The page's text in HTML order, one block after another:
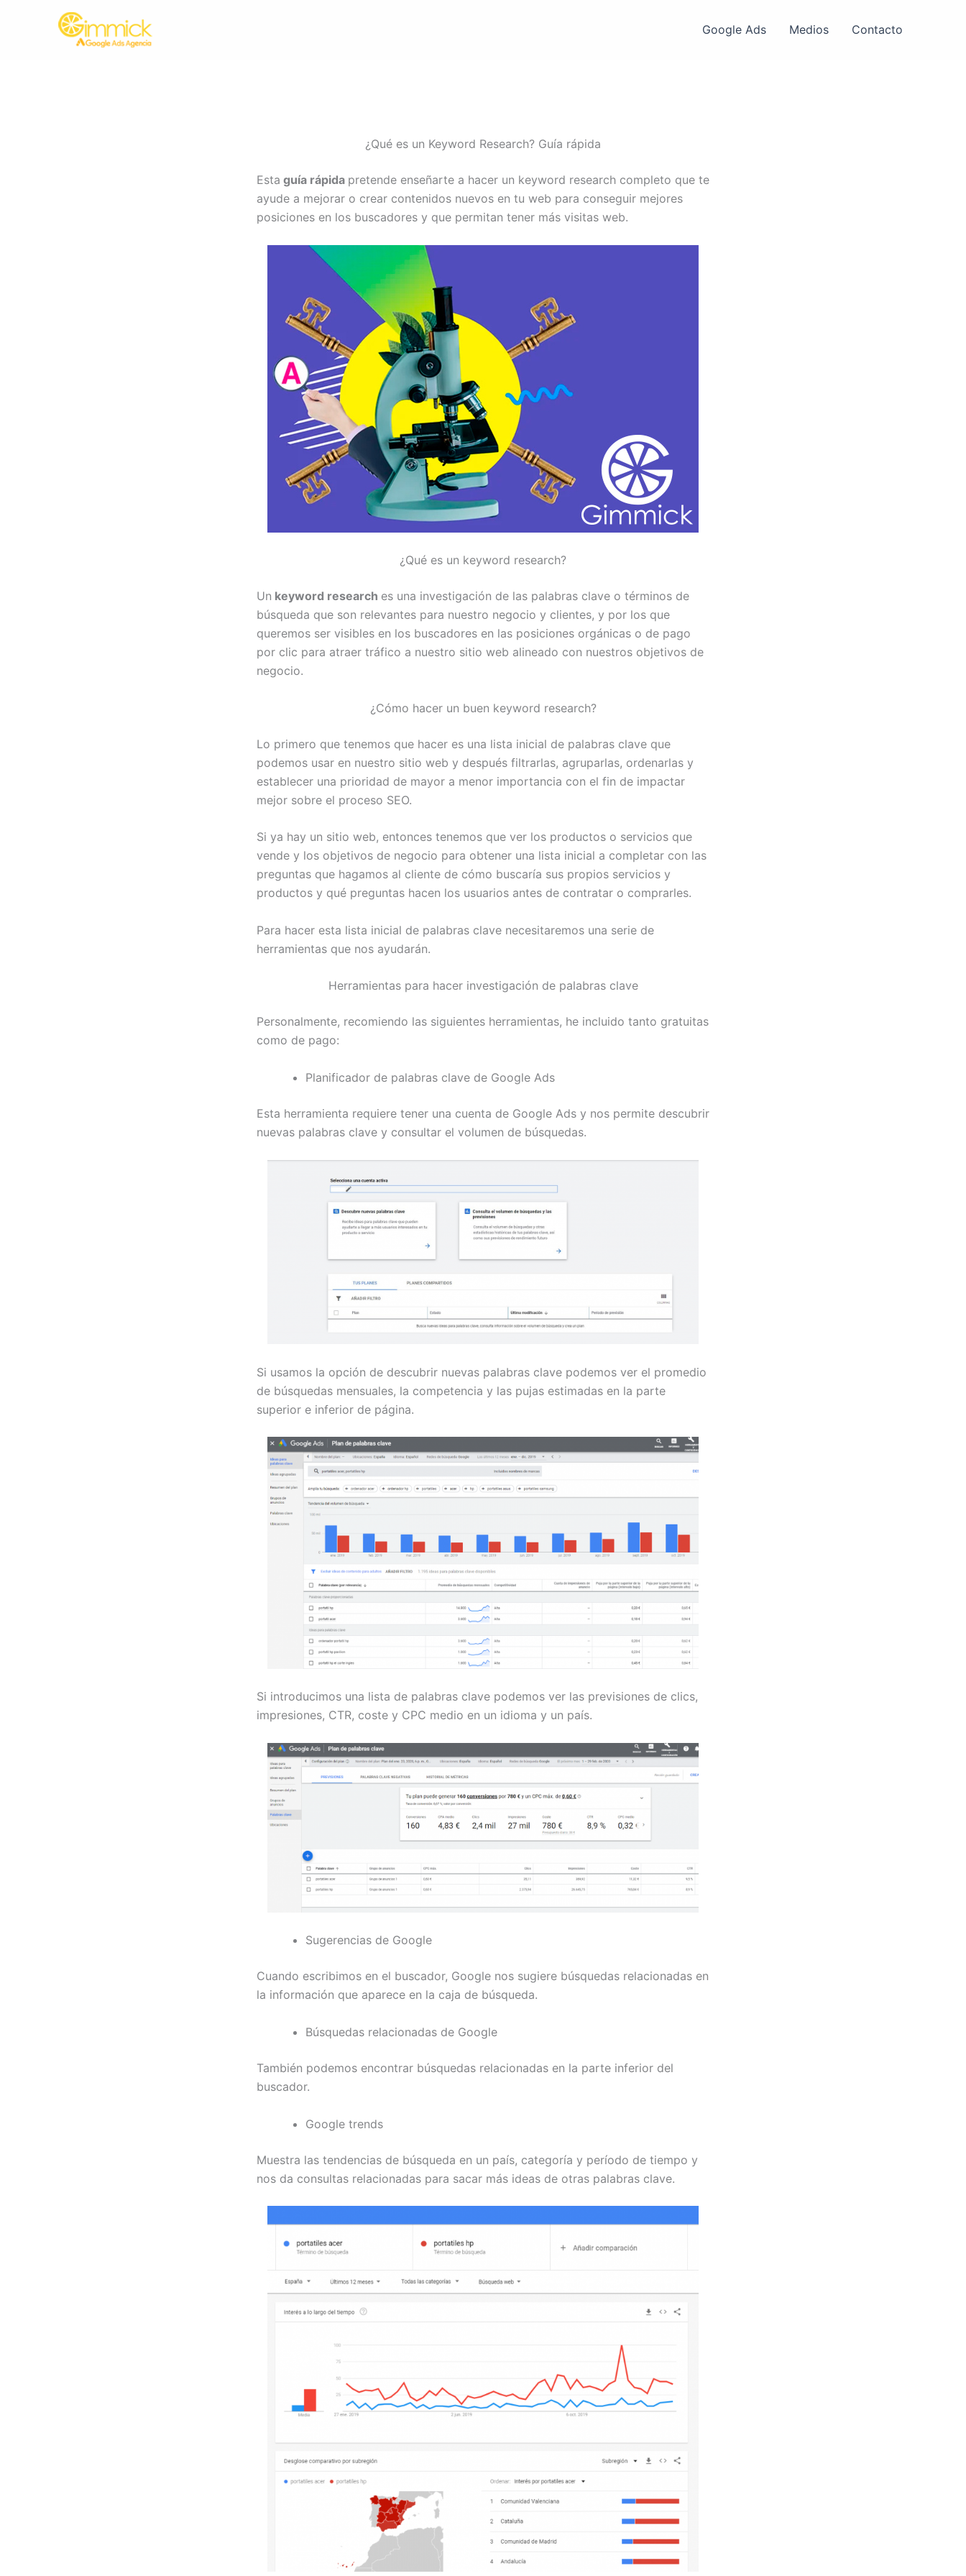
Google Ads Medios Contacto
¿Qué es un Keyword Research? Guía rápida
Esta guía rápida pretende enseñarte a hacer un keyword research completo que te
ayude a mejorar o crear contenidos nuevos en tu web para conseguir mejores
posiciones en los buscadores y que permitan tener más visitas web.
¿Qué es un keyword research?
Un keyword research es una investigación de las palabras clave o términos de
búsqueda que son relevantes para nuestro negocio y clientes, y por los que
queremos ser visibles en los buscadores en las posiciones orgánicas o de pago
por clic para atraer tráfico a nuestro sitio web alineado con nuestros objetivos de
negocio.
¿Cómo hacer un buen keyword research?
Lo primero que tenemos que hacer es una lista inicial de palabras clave que
podemos usar en nuestro sitio web y después filtrarlas, agruparlas, ordenarlas y
establecer una prioridad de mayor a menor importancia con el fin de impactar
mejor sobre el proceso SEO.
Si ya hay un sitio web, entonces tenemos que ver los productos o servicios que
vende y los objetivos de negocio para obtener una lista inicial a completar con las
preguntas que hagamos al cliente de cómo buscaría sus propios servicios y
productos y qué preguntas hacen los usuarios antes de contratar o comprarles.
Para hacer esta lista inicial de palabras clave necesitaremos una serie de
herramientas que nos ayudarán.
Herramientas para hacer investigación de palabras clave
Personalmente, recomiendo las siguientes herramientas, he incluido tanto gratuitas
como de pago:
Planificador de palabras clave de Google Ads
Esta herramienta requiere tener una cuenta de Google Ads y nos permite descubrir
nuevas palabras clave y consultar el volumen de búsquedas.
Si usamos la opción de descubrir nuevas palabras clave podemos ver el promedio
de búsquedas mensuales, la competencia y las pujas estimadas en la parte
superior e inferior de página.
Si introducimos una lista de palabras clave podemos ver las previsiones de clics,
impresiones, CTR, coste y CPC medio en un idioma y un país.
Sugerencias de Google
Cuando escribimos en el buscador, Google nos sugiere búsquedas relacionadas en
la información que aparece en la caja de búsqueda.
Búsquedas relacionadas de Google
También podemos encontrar búsquedas relacionadas en la parte inferior del
buscador.
Google trends
Muestra las tendencias de búsqueda en un país, categoría y período de tiempo y
nos da consultas relacionadas para sacar más ideas de otras palabras clave.